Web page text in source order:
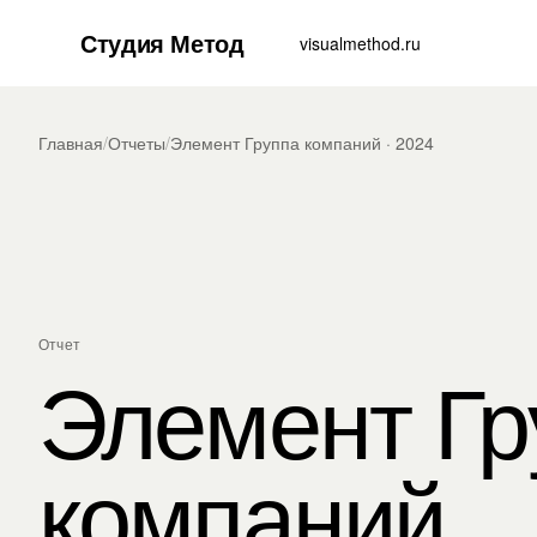
Студия Метод visualmethod.ru
Главная/Отчеты/Элемент Группа компаний · 2024
Отчет
Элемент